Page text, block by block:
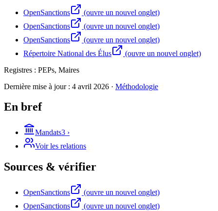
OpenSanctions
(ouvre un nouvel onglet)
OpenSanctions
(ouvre un nouvel onglet)
OpenSanctions
(ouvre un nouvel onglet)
Répertoire National des Élus
(ouvre un nouvel onglet)
Registres : PEPs, Maires
Dernière mise à jour : 4 avril 2026 · Méthodologie
En bref
Mandats3 ›
Voir les relations
Sources & vérifier
OpenSanctions
(ouvre un nouvel onglet)
OpenSanctions
(ouvre un nouvel onglet)